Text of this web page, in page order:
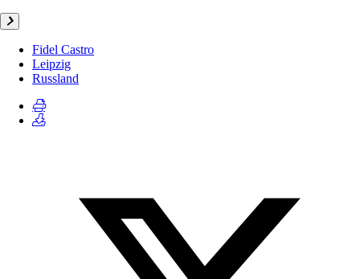
Fidel Castro
Leipzig
Russland